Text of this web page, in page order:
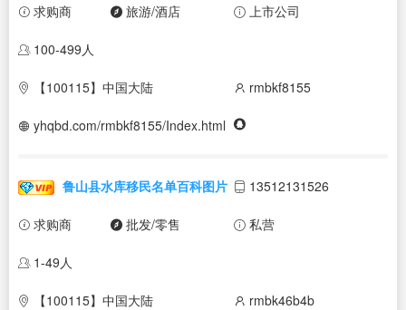
求购商 旅游/酒店 上市公司
100-499人
【100115】中国大陆 rmbkf8155
yhqbd.com/rmbkf8155/Index.html
鲁山县水库移民名单百科图片 13512131526
求购商 批发/零售 私营
1-49人
【100115】中国大陆 rmbk46b4b